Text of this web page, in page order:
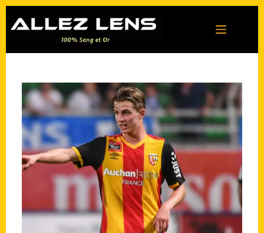
contenu